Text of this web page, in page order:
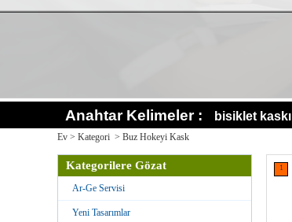
Anahtar Kelimeler : bisiklet kaskı
Ev > Kategori > Buz Hokeyi Kask
Kategorilere Gözat
Ar-Ge Servisi
Yeni Tasarımlar
1